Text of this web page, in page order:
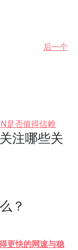
后一个
是否值得信赖
注哪些关
？
更快的网速与稳